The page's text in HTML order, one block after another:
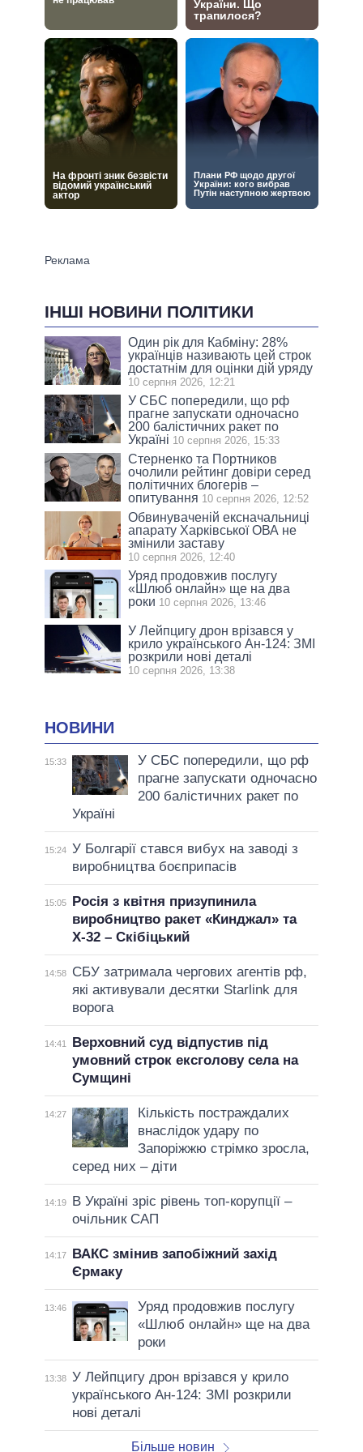
ІНШІ НОВИНИ ПОЛІТИКИ
Один рік для Кабміну: 28%
українців називають цей строк
достатнім для оцінки дій уряду
10 серпня 2026, 12:21
У СБС попередили, що рф
прагне запускати одночасно
200 балістичних ракет по
Україні 10 серпня 2026, 15:33
Стерненко та Портников
очолили рейтинг довіри серед
політичних блогерів –
опитування 10 серпня 2026, 12:52
Обвинуваченій ексначальниці
апарату Харківської ОВА не
змінили заставу
10 серпня 2026, 12:40
Уряд продовжив послугу
«Шлюб онлайн» ще на два
роки 10 серпня 2026, 13:46
У Лейпцигу дрон врізався у
крило українського Ан-124: ЗМІ
розкрили нові деталі
10 серпня 2026, 13:38
НОВИНИ
15:33
У СБС попередили, що рф
прагне запускати одночасно
200 балістичних ракет по
Україні
15:24 У Болгарії стався вибух на заводі з
виробництва боєприпасів
15:05
Росія з квітня призупинила
виробництво ракет «Кинджал» та
Х-32 – Скібіцький
14:58
СБУ затримала чергових агентів рф,
які активували десятки Starlink для
ворога
14:41
Верховний суд відпустив під
умовний строк ексголову села на
Сумщині
14:27
Кількість постраждалих
внаслідок удару по
Запоріжжю стрімко зросла,
серед них – діти
14:19
В Україні зріс рівень топ-корупції –
очільник САП
14:17
ВАКС змінив запобіжний захід
Єрмаку
13:46
Уряд продовжив послугу
«Шлюб онлайн» ще на два
роки
13:38 У Лейпцигу дрон врізався у крило
українського Ан-124: ЗМІ розкрили
нові деталі
Більше новин